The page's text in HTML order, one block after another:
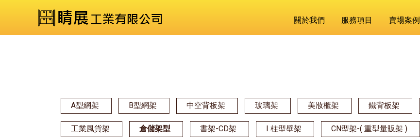
關於我們 服務項目 賣場案例
A型網架 B型網架 中空背板架 玻璃架 美妝櫃架 鐵背板架
工業風貨架 倉儲架型 書架-CD架 I 柱型壁架 CN型架-( 重型量販架 )